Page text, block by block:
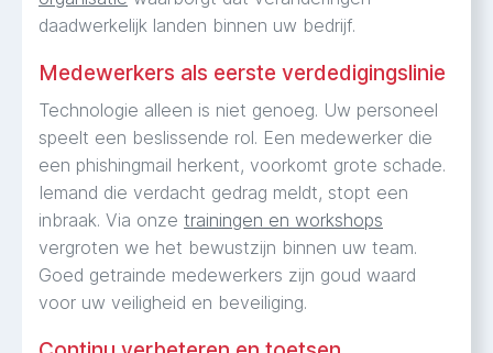
daadwerkelijk landen binnen uw bedrijf.
Medewerkers als eerste verdedigingslinie
Technologie alleen is niet genoeg. Uw personeel
speelt een beslissende rol. Een medewerker die
een phishingmail herkent, voorkomt grote schade.
Iemand die verdacht gedrag meldt, stopt een
inbraak. Via onze trainingen en workshops
vergroten we het bewustzijn binnen uw team.
Goed getrainde medewerkers zijn goud waard
voor uw veiligheid en beveiliging.